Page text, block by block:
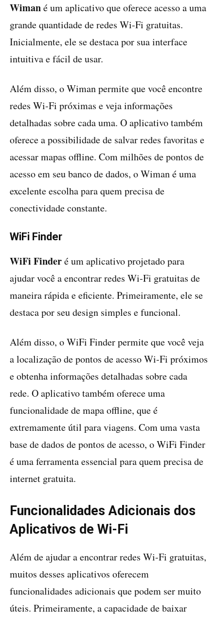
Wimané um aplicativo que oferece acesso a uma
grande quantidade de redes Wi-Fi gratuitas.
Inicialmente, ele se destaca por sua interface
intuitiva e fácil de usar.
Além disso, o Wiman permite que você encontre
redes Wi-Fi próximas e veja informações
detalhadas sobre cada uma. O aplicativo também
oferece a possibilidade de salvar redes favoritas e
acessar mapas offline. Com milhões de pontos de
acesso em seu banco de dados, o Wiman é uma
excelente escolha para quem precisa de
conectividade constante.
WiFi Finder
WiFi Finderé um aplicativo projetado para
ajudar você a encontrar redes Wi-Fi gratuitas de
maneira rápida e eficiente. Primeiramente, ele se
destaca por seu design simples e funcional.
Além disso, o WiFi Finder permite que você veja
a localização de pontos de acesso Wi-Fi próximos
e obtenha informações detalhadas sobre cada
rede. O aplicativo também oferece uma
funcionalidade de mapa offline, que é
extremamente útil para viagens. Com uma vasta
base de dados de pontos de acesso, o WiFi Finder
é uma ferramenta essencial para quem precisa de
internet gratuita.
Funcionalidades Adicionais dos
Aplicativos de Wi-Fi
Além de ajudar a encontrar redes Wi-Fi gratuitas,
muitos desses aplicativos oferecem
funcionalidades adicionais que podem ser muito
úteis. Primeiramente, a capacidade de baixar